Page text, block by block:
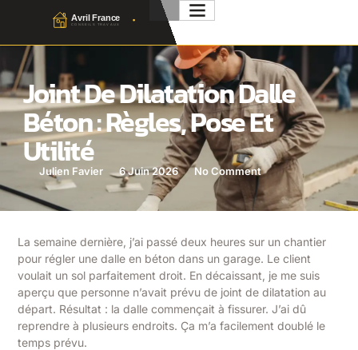
Joint De Dilatation Dalle
Béton : Règles, Pose Et
Utilité
Julien Favier 6 Juin 2026 No Comment
La semaine dernière, j’ai passé deux heures sur un chantier
pour régler une dalle en béton dans un garage. Le client
voulait un sol parfaitement droit. En décaissant, je me suis
aperçu que personne n’avait prévu de joint de dilatation au
départ. Résultat : la dalle commençait à fissurer. J’ai dû
reprendre à plusieurs endroits. Ça m’a facilement doublé le
temps prévu.